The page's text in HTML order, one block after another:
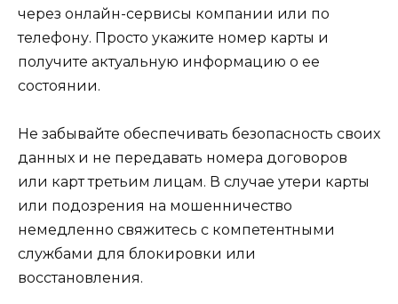
через онлайн-сервисы компании или по
телефону. Просто укажите номер карты и
получите актуальную информацию о ее
состоянии.
Не забывайте обеспечивать безопасность своих
данных и не передавать номера договоров
или карт третьим лицам. В случае утери карты
или подозрения на мошенничество
немедленно свяжитесь с компетентными
службами для блокировки или
восстановления.